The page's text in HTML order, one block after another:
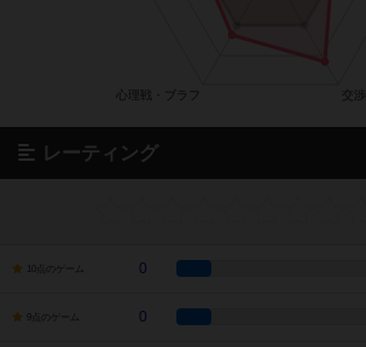
レーティング
10点のゲーム 0
9点のゲーム 0